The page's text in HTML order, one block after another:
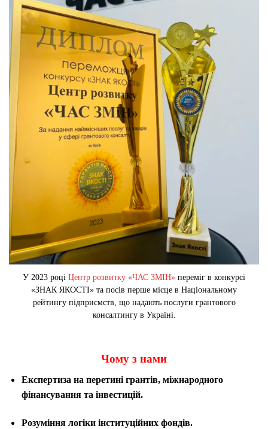
У 2023 році Центр розвитку «ЧАС ЗМІН» переміг в конкурсі
«ЗНАК ЯКОСТІ» та посів перше місце в Національному
рейтингу підприємств, що надають послуги грантового
консалтингу в Україні.
Чому з нами
Експертиза на перетині грантів, міжнародного
фінансування та інвестицій.
Розуміння логіки інституційних фондів.